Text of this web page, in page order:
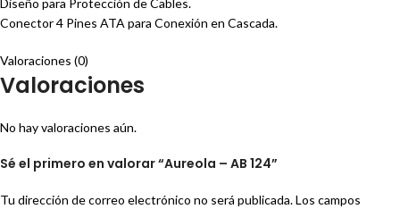
Diseño para Protección de Cables.
Conector 4 Pines ATA para Conexión en Cascada.
Valoraciones (0)
Valoraciones
No hay valoraciones aún.
Sé el primero en valorar “Aureola – AB 124”
Tu dirección de correo electrónico no será publicada.Los campos